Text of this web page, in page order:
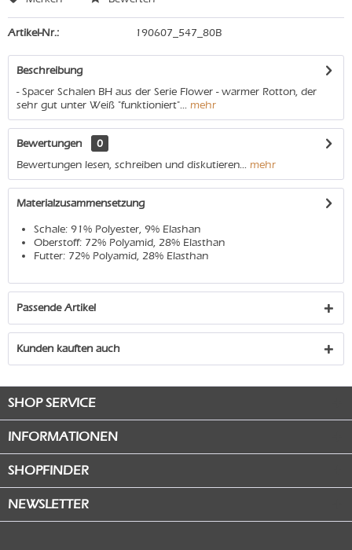
Artikel-Nr.: 190607_547_80B
Beschreibung
- Spacer Schalen BH aus der Serie Flower - warmer Rotton, der
sehr gut unter Weiß "funktioniert"... mehr
Bewertungen
0
Bewertungen lesen, schreiben und diskutieren... mehr
Materialzusammensetzung
Schale: 91% Polyester, 9% Elashan
Oberstoff: 72% Polyamid, 28% Elasthan
Futter: 72% Polyamid, 28% Elasthan
Passende Artikel
Kunden kauften auch
SHOP SERVICE
INFORMATIONEN
SHOPFINDER
NEWSLETTER